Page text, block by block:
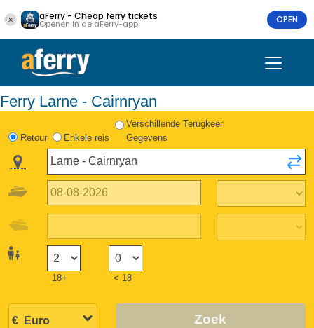
aFerry - Cheap ferry tickets
Openen in de aFerry-app OPEN
Ferry Larne - Cairnryan
Retour Enkele reis
Verschillende Terugkeer
Gegevens
18+ < 18
Zoek